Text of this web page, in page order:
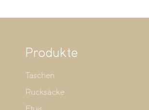
Produkte
Taschen
Rucksäcke